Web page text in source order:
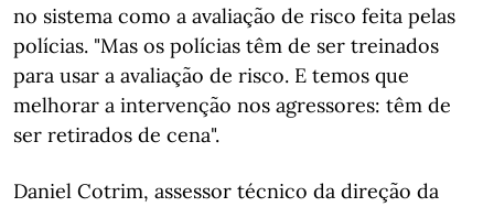
no sistema como a avaliação de risco feita pelas
polícias. "Mas os polícias têm de ser treinados
para usar a avaliação de risco. E temos que
melhorar a intervenção nos agressores: têm de
ser retirados de cena".
Daniel Cotrim, assessor técnico da direção da